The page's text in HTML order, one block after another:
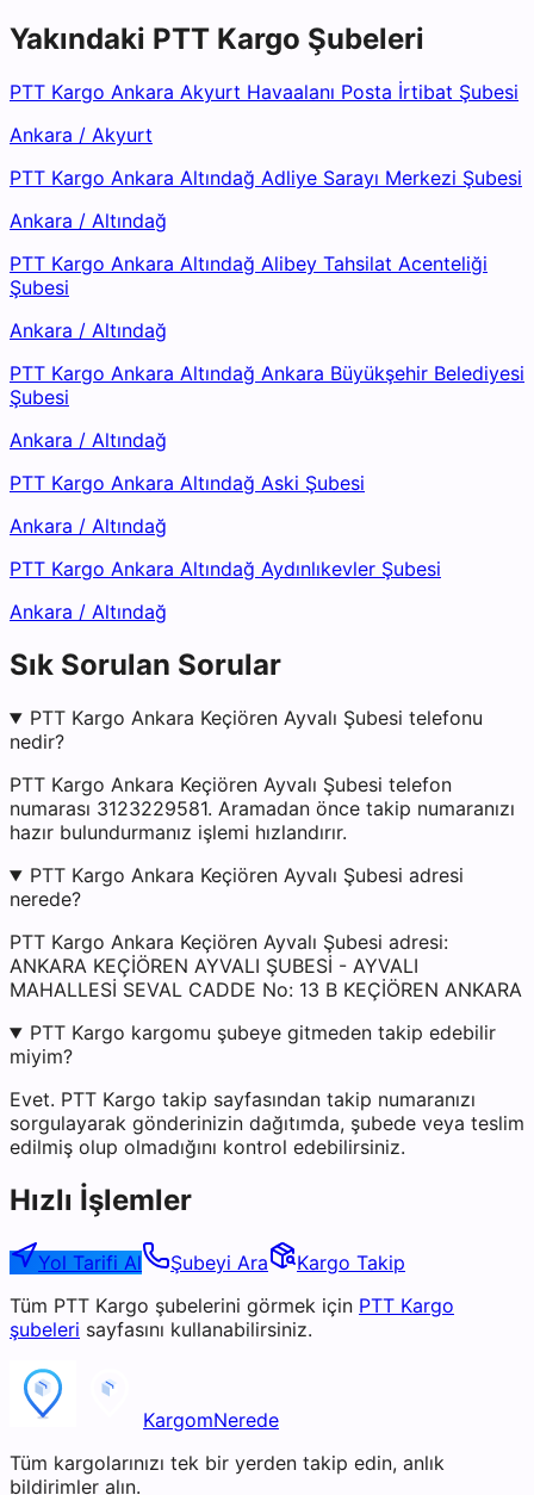
Yakındaki PTT Kargo Şubeleri
PTT Kargo Ankara Akyurt Havaalanı Posta İrtibat Şubesi
Ankara / Akyurt
PTT Kargo Ankara Altındağ Adliye Sarayı Merkezi Şubesi
Ankara / Altındağ
PTT Kargo Ankara Altındağ Alibey Tahsilat Acenteliği
Şubesi
Ankara / Altındağ
PTT Kargo Ankara Altındağ Ankara Büyükşehir Belediyesi
Şubesi
Ankara / Altındağ
PTT Kargo Ankara Altındağ Aski Şubesi
Ankara / Altındağ
PTT Kargo Ankara Altındağ Aydınlıkevler Şubesi
Ankara / Altındağ
Sık Sorulan Sorular
PTT Kargo Ankara Keçiören Ayvalı Şubesi telefonu
nedir?
PTT Kargo Ankara Keçiören Ayvalı Şubesi telefon
numarası 3123229581. Aramadan önce takip numaranızı
hazır bulundurmanız işlemi hızlandırır.
PTT Kargo Ankara Keçiören Ayvalı Şubesi adresi
nerede?
PTT Kargo Ankara Keçiören Ayvalı Şubesi adresi:
ANKARA KEÇİÖREN AYVALI ŞUBESİ - AYVALI
MAHALLESİ SEVAL CADDE No: 13 B KEÇİÖREN ANKARA
PTT Kargo kargomu şubeye gitmeden takip edebilir
miyim?
Evet. PTT Kargo takip sayfasından takip numaranızı
sorgulayarak gönderinizin dağıtımda, şubede veya teslim
edilmiş olup olmadığını kontrol edebilirsiniz.
Hızlı İşlemler
Yol Tarifi Al Şubeyi Ara
Kargo Takip
Tüm PTT Kargo şubelerini görmek için PTT Kargo
şubeleri sayfasını kullanabilirsiniz.
KargomNerede
Tüm kargolarınızı tek bir yerden takip edin, anlık
bildirimler alın.